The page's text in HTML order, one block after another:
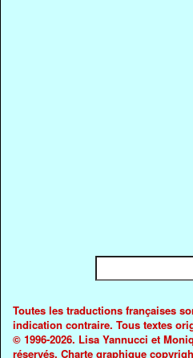
Toutes les traductions françaises
indication contraire. Tous textes
© 1996-2026. Lisa Yannucci et
réservés. Charte graphique